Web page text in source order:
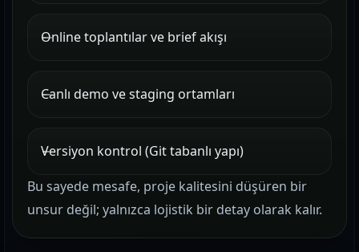
Online toplantılar ve brief akışı
Canlı demo ve staging ortamları
Versiyon kontrol (Git tabanlı yapı)
Bu sayede mesafe, proje kalitesini düşüren bir
unsur değil; yalnızca lojistik bir detay olarak kalır.